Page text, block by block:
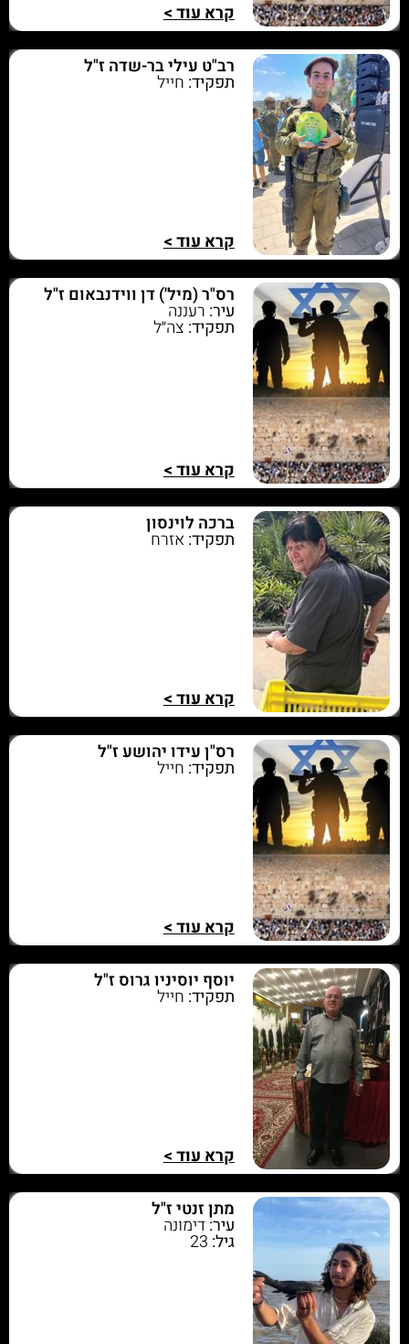
קרא עוד >
רב"ט עילי בר-שדה ז"ל
תפקיד: חייל
קרא עוד >
רס"ר (מיל') דן ווידנבאום ז"ל
עיר: רעננה
תפקיד: צה״ל
קרא עוד >
ברכה לוינסון
תפקיד: אזרח
קרא עוד >
רס"ן עידו יהושע ז"ל
תפקיד: חייל
קרא עוד >
יוסף יוסיניו גרוס ז"ל
תפקיד: חייל
קרא עוד >
מתן זנטי ז"ל
עיר:דימונה
גיל: 23